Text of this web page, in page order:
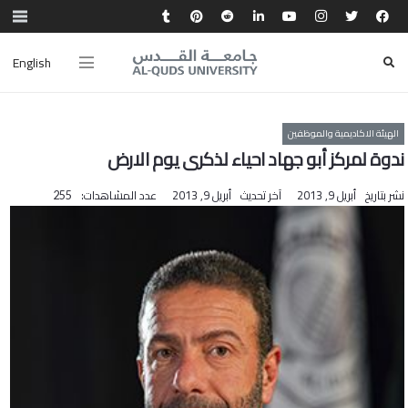
English
الهيئة الاكاديمية والموظفين
ندوة لمركز أبو جهاد احياء لذكرى يوم الارض
نشر بتاريخ أبريل 9, 2013 آخر تحديث أبريل 9, 2013 عدد المشاهدات: 255